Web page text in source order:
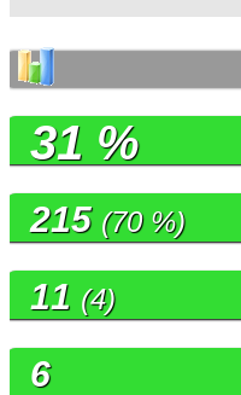
31 %
215 (70 %)
11 (4)
6